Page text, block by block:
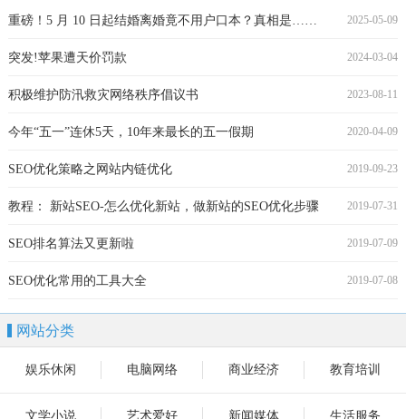
2025-05-09
重磅！5 月 10 日起结婚离婚竟不用户口本？真相是……
2024-03-04
突发!苹果遭天价罚款
2023-08-11
积极维护防汛救灾网络秩序倡议书
2020-04-09
今年“五一”连休5天，10年来最长的五一假期
2019-09-23
SEO优化策略之网站内链优化
2019-07-31
教程： 新站SEO-怎么优化新站，做新站的SEO优化步骤
2019-07-09
SEO排名算法又更新啦
2019-07-08
SEO优化常用的工具大全
网站分类
娱乐休闲 电脑网络 商业经济 教育培训
文学小说 艺术爱好 新闻媒体 生活服务